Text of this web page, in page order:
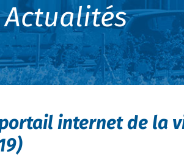
Actualités
internet de la